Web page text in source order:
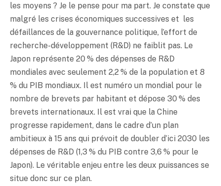
les moyens ? Je le pense pour ma part. Je constate que
malgré les crises économiques successives et les
défaillances de la gouvernance politique, l’effort de
recherche-développement (R&D) ne faiblit pas. Le
Japon représente 20 % des dépenses de R&D
mondiales avec seulement 2,2 % de la population et 8
% du PIB mondiaux. Il est numéro un mondial pour le
nombre de brevets par habitant et dépose 30 % des
brevets internationaux. Il est vrai que la Chine
progresse rapidement, dans le cadre d’un plan
ambitieux à 15 ans qui prévoit de doubler d’ici 2030 les
dépenses de R&D (1,3 % du PIB contre 3,6 % pour le
Japon). Le véritable enjeu entre les deux puissances se
situe donc sur ce plan.